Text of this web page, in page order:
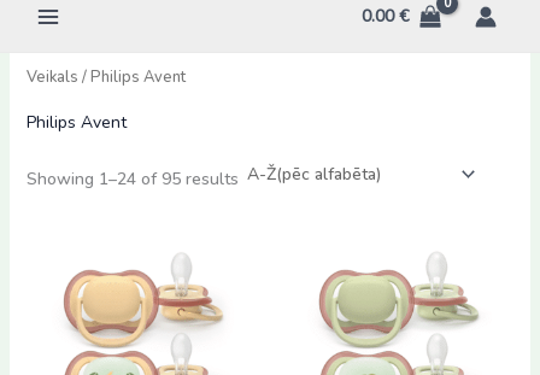
0.00€
Veikals / Philips Avent
Philips Avent
Showing 1–24 of 95 results